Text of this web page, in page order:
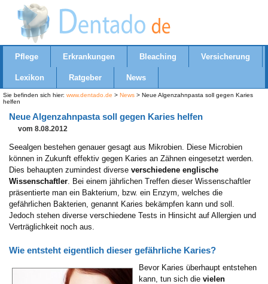
Pflege Erkrankungen Bleaching Versicherung
Lexikon Ratgeber News
Sie befinden sich hier: www.dentado.de > News > Neue Algenzahnpasta soll gegen Karies
helfen
Neue Algenzahnpasta soll gegen Karies helfen
vom 8.08.2012
Seealgen bestehen genauer gesagt aus Mikrobien. Diese Microbien
können in Zukunft effektiv gegen Karies an Zähnen eingesetzt werden.
Dies behaupten zumindest diverse verschiedene englische
Wissenschaftler. Bei einem jährlichen Treffen dieser Wissenschaftler
präsentierte man ein Bakterium, bzw. ein Enzym, welches die
gefährlichen Bakterien, genannt Karies bekämpfen kann und soll.
Jedoch stehen diverse verschiedene Tests in Hinsicht auf Allergien und
Verträglichkeit noch aus.
Wie entsteht eigentlich dieser gefährliche Karies?
Bevor Karies überhaupt entstehen
kann, tun sich die vielen